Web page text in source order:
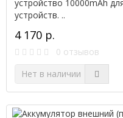
устройство 10000mAh
устройств. ..
4 170 р.
0 отзывов
Нет в наличии